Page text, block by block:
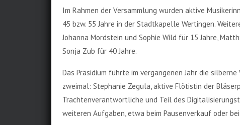
Im Rahmen der Versammlung wurden aktive
45 bzw. 55 Jahre in der Stadtkapelle Wertingen.
Johanna Mordstein und Sophie Wild für 15 Jahre,
Sonja Zub für 40 Jahre.
Das Präsidium führte im vergangenen Jahr die
zweimal: Stephanie Zegula, aktive Flötistin der
Trachtenverantwortliche und Teil des
weiteren Aufgaben, etwa beim Pausenverkauf oder